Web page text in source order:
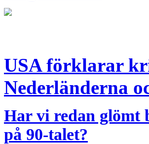
USA förklarar
Nederländerna
Har vi redan glömt
på 90-talet?